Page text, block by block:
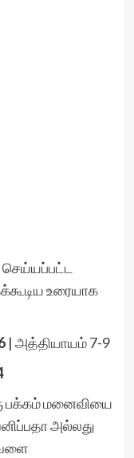
உரையாக
| அத்தியாயம் 7-9
பக்கம் மனைவியை
அல்லது